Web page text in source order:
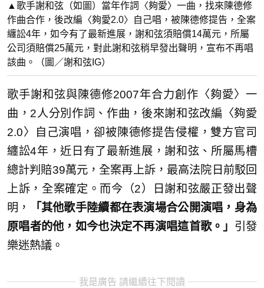
▲歌手謝和弦（如圖）當年作詞〈夠愛〉一曲，找來陳德修
作曲合作，後改編〈夠愛2.0〉自己唱，被陳德修提告，全案
纏訟4年，如今有了最新進展，謝和弦須賠償14萬元，所屬
公司須賠償25萬元，對此謝和弦稍早發出聲明，宣布不再唱
該曲。（圖／謝和弦IG）
歌手謝和弦與陳德修2007年合力創作〈夠愛〉一
曲，2人分別作詞、作曲，後來謝和弦改編〈夠愛
2.0〉自己演唱，卻被陳德修提告侵權，雙方官司
纏訟4年，近日有了最新進展，謝和弦、所屬馬槽
總計判賠39萬元，全案再上訴，最高法院日前駁回
上訴，全案確定。而今（2）日謝和弦嚴正發出聲
明，
「其他歌手陸續都在表演場合公開演唱，身為
原唱者的他，如今也決定不再演唱這首歌。」 引發
樂迷熱議。
我是廣告 請繼續往下閱讀